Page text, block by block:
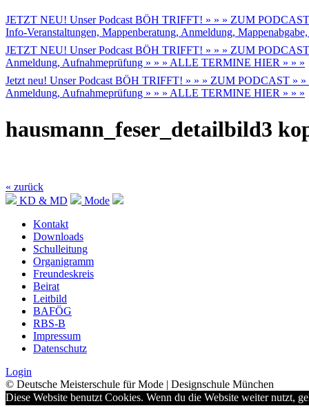
JETZT NEU! Unser Podcast BÖH TRIFFT! » » » ZUM
Info-Veranstaltungen, Mappenberatung, Anmeldung,
JETZT NEU! Unser Podcast BÖH TRIFFT! » » » ZUM
Anmeldung, Aufnahmeprüfung » » » ALLE TERMINE HIER » » »
Jetzt neu! Unser Podcast BÖH TRIFFT! » » » ZUM PODCAST » »
Anmeldung, Aufnahmeprüfung » » » ALLE TERMINE HIER » » »
hausmann_feser_detailbild3
« zurück
KD & MD
Mode
Kontakt
Downloads
Schulleitung
Organigramm
Freundeskreis
Beirat
Leitbild
BAFÖG
RBS-B
Impressum
Datenschutz
Login
© Deutsche Meisterschule für Mode | Designschule München
Diese Website benutzt Cookies. Wenn du die Website weiter nutzt,